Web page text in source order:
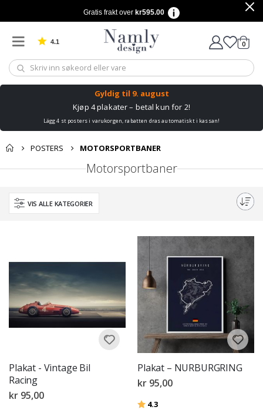
Gratis frakt over kr595.00
4.1 Basert på 1030 stemmer 0varer
Gyldig til 9. august
Kjøp 4 plakater – betal kun for 2!
Lägg 4 st posters i varukorgen, rabatten dras automatiskt i kassan!
POSTERS MOTORSPORTBANER
Motorsportbaner
VIS ALLE KATEGORIER
Plakat - Vintage Bil
Racing
kr 95,00
Plakat – NURBURGRING
kr 95,00
Karakter:
4.3